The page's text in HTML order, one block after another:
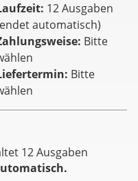
12 Ausgaben
automatisch)
Bitte
Bitte
12 Ausgaben